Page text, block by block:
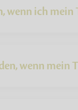
wenn ich mein
wenn mein